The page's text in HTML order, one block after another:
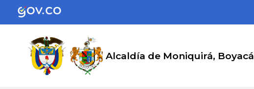
Alcaldía de Moniquirá, Boyacá